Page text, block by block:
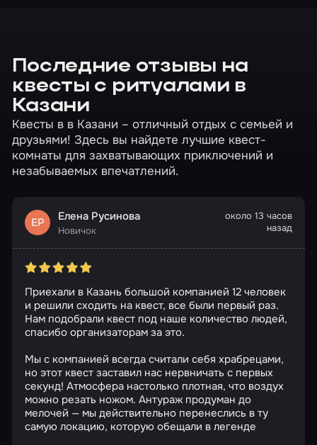
Последние отзывы на
квесты с ритуалами в
Казани
Квесты в в Казани – отличный отдых с семьей и
друзьями! Здесь вы найдете лучшие квест-
комнаты для захватывающих приключений и
незабываемых впечатлений.
ЕР Елена Русинова
Новичок
около 13 часов
назад
Приехали в Казань большой компанией 12 человек
и решили сходить на квест, все были первый раз.
Нам подобрали квест под наше количество людей,
спасибо организаторам за это.
Мы с компанией всегда считали себя храбрецами,
но этот квест заставил нас нервничать с первых
секунд! Атмосфера настолько плотная, что воздух
можно резать ножом. Антураж продуман до
мелочей — мы действительно перенеслись в ту
самую локацию, которую обещали в легенде